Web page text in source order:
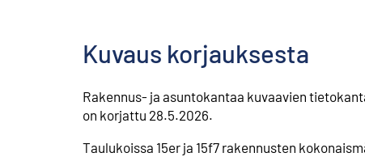
Kuvaus korjauksesta
Rakennus- ja asuntokantaa kuvaavien
on korjattu 28.5.2026.
Taulukoissa 15er ja 15f7 rakennusten